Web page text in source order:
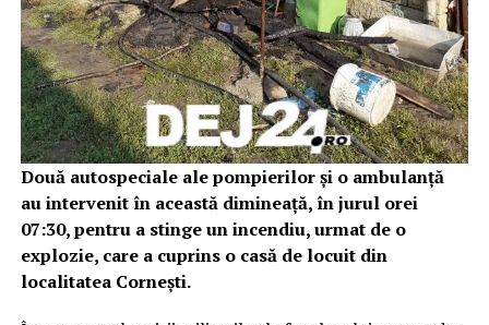
Două autospeciale ale pompierilor și o ambulanță
au intervenit în această dimineață, în jurul orei
07:30, pentru a stinge un incendiu, urmat de o
explozie, care a cuprins o casă de locuit din
localitatea Cornești.